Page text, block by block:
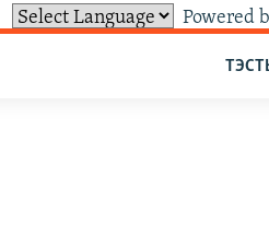
Powered